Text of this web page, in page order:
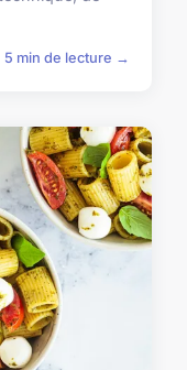
5 min de lecture →